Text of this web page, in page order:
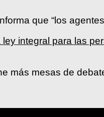
que “los
integral para las
más mesas de